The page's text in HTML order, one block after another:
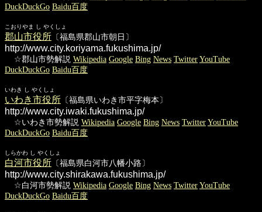
DuckDuckGo Baidu百度
こおりやま し やくしょ
郡山市役所 〔福島県郡山市朝日〕
http://www.city.koriyama.fukushima.jp/
☆郡山市勢解説 Wikipedia Google Bing News Twitter YouTube
DuckDuckGo Baidu百度
いわき し やくしょ
いわき市役所 〔福島県いわき市平字梅本〕
http://www.city.iwaki.fukushima.jp/
☆いわき市勢解説 Wikipedia Google Bing News Twitter YouTube
DuckDuckGo Baidu百度
しらかわ し やくしょ
白河市役所 〔福島県白河市八幡小路〕
http://www.city.shirakawa.fukushima.jp/
☆白河市勢解説 Wikipedia Google Bing News Twitter YouTube
DuckDuckGo Baidu百度